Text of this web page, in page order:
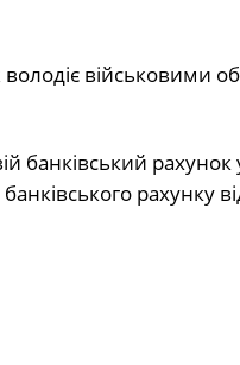
військовими
рахунку